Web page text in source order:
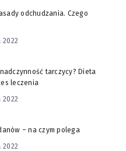
odchudzania. Czego
tarczycy? Dieta
leczenia
– na czym polega